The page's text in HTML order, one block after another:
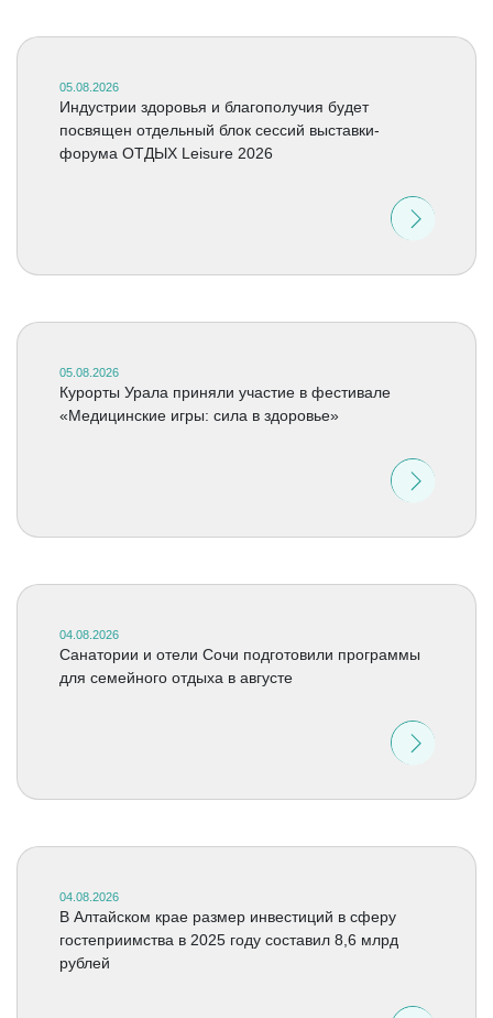
05.08.2026
Индустрии здоровья и благополучия будет
посвящен отдельный блок сессий выставки-
форума ОТДЫХ Leisure 2026
05.08.2026
Курорты Урала приняли участие в фестивале
«Медицинские игры: сила в здоровье»
04.08.2026
Санатории и отели Сочи подготовили программы
для семейного отдыха в августе
04.08.2026
В Алтайском крае размер инвестиций в сферу
гостеприимства в 2025 году составил 8,6 млрд
рублей